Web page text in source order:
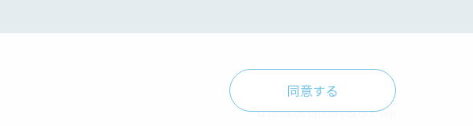
© oookasansosyokai Corp
同意する